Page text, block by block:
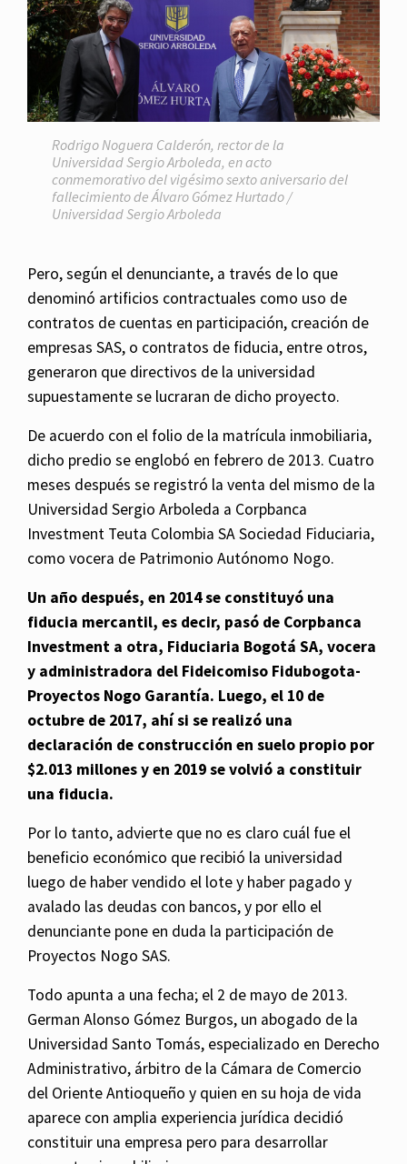
Rodrigo Noguera Calderón, rector de la
Universidad Sergio Arboleda, en acto
conmemorativo del vigésimo sexto aniversario del
fallecimiento de Álvaro Gómez Hurtado /
Universidad Sergio Arboleda
Pero, según el denunciante, a través de lo que
denominó artificios contractuales como uso de
contratos de cuentas en participación, creación de
empresas SAS, o contratos de fiducia, entre otros,
generaron que directivos de la universidad
supuestamente se lucraran de dicho proyecto.
De acuerdo con el folio de la matrícula inmobiliaria,
dicho predio se englobó en febrero de 2013. Cuatro
meses después se registró la venta del mismo de la
Universidad Sergio Arboleda a Corpbanca
Investment Teuta Colombia SA Sociedad Fiduciaria,
como vocera de Patrimonio Autónomo Nogo.
Un año después, en 2014 se constituyó una
fiducia mercantil, es decir, pasó de Corpbanca
Investment a otra, Fiduciaria Bogotá SA, vocera
y administradora del Fideicomiso Fidubogota-
Proyectos Nogo Garantía. Luego, el 10 de
octubre de 2017, ahí si se realizó una
declaración de construcción en suelo propio por
$2.013 millones y en 2019 se volvió a constituir
una fiducia.
Por lo tanto, advierte que no es claro cuál fue el
beneficio económico que recibió la universidad
luego de haber vendido el lote y haber pagado y
avalado las deudas con bancos, y por ello el
denunciante pone en duda la participación de
Proyectos Nogo SAS.
Todo apunta a una fecha; el 2 de mayo de 2013.
German Alonso Gómez Burgos, un abogado de la
Universidad Santo Tomás, especializado en Derecho
Administrativo, árbitro de la Cámara de Comercio
del Oriente Antioqueño y quien en su hoja de vida
aparece con amplia experiencia jurídica decidió
constituir una empresa pero para desarrollar